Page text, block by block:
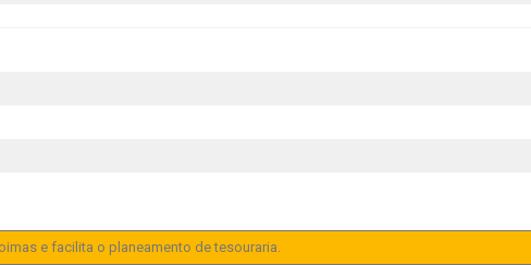
e facilita o planeamento de tesouraria.